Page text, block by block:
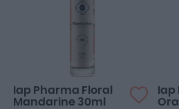
Iap Pharma Floral
Mandarine 30ml